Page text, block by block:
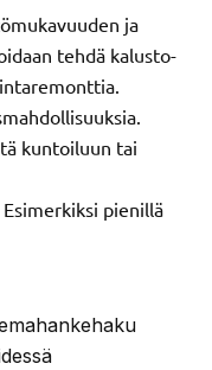
ja
tehdä kalusto-
kuntoiluun tai
pienillä